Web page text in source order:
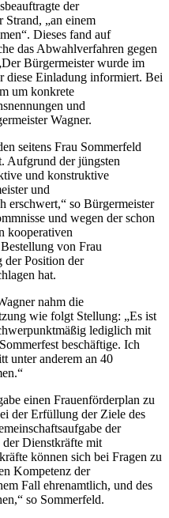
der
„an einem
Dieses fand auf
das Abwahlverfahren gegen
Bürgermeister wurde im
diese Einladung informiert. Bei
um konkrete
und
Wagner.
seitens Frau Sommerfeld
Aufgrund der jüngsten
und konstruktive
und
erschwert,“ so Bürgermeister
und wegen der schon
kooperativen
von Frau
der Position der
hat.
nahm die
wie folgt Stellung: „Es ist
lediglich mit
beschäftige. Ich
unter anderem an 40
einen Frauenförderplan zu
der Erfüllung der Ziele des
der
der Dienstkräfte mit
können sich bei Fragen zu
Kompetenz der
Fall ehrenamtlich, und des
so Sommerfeld.